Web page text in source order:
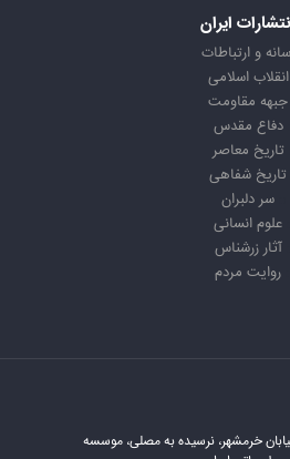
ایران
و ارتباطات
انقلاب اسلامی
جبهه مقاومت
دفاع مقدس
تاریخ معاصر
تاریخ شفاهی
سر دلبران
علوم انسانی
آثار زرشناس
روایت مردم
خرمشهر، نرسیده به مصلی، موسسه